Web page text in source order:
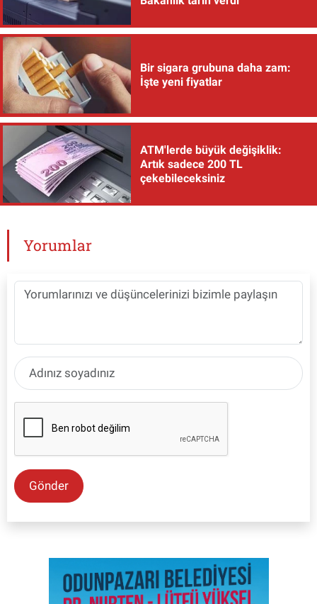
Bir sigara grubuna daha zam:
İşte yeni fiyatlar
ATM'lerde büyük değişiklik:
Artık sadece 200 TL
çekebileceksiniz
Yorumlar
Gönder